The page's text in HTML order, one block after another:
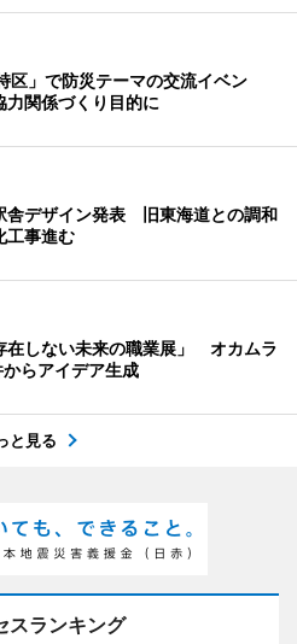
区」で防災テーマの交流イベン
関係づくり目的に
舎デザイン発表 旧東海道との調和
工事進む
在しない未来の職業展」 オカムラ
らアイデア生成
と見る
スランキング